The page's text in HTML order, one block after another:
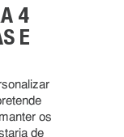
4
E
os
de